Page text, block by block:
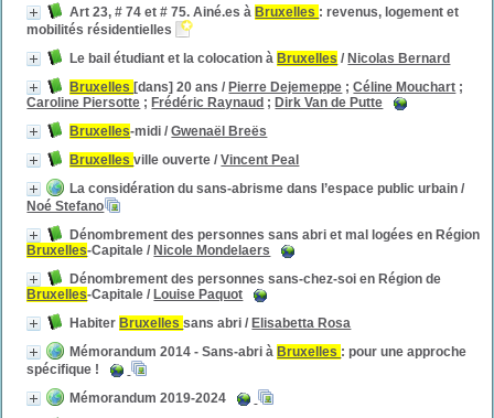
Art 23, # 74 et # 75. Ainé.es à Bruxelles : revenus, logement et
mobilités résidentielles
Le bail étudiant et la colocation à Bruxelles / Nicolas Bernard
Bruxelles [dans] 20 ans / Pierre Dejemeppe ;Céline Mouchart ;
Caroline Piersotte ; Frédéric Raynaud ; Dirk Van de Putte
Bruxelles-midi /Gwenaël Breës
Bruxellesville ouverte /Vincent Peal
La considération du sans-abrisme dans l’espace public urbain /
Noé Stefano
Dénombrement des personnes sans abri et mal logées en Région
Bruxelles-Capitale / Nicole Mondelaers
Dénombrement des personnes sans-chez-soi en Région de
Bruxelles-Capitale / Louise Paquot
Habiter Bruxellessans abri / Elisabetta Rosa
Mémorandum 2014 - Sans-abri à Bruxelles : pour une approche
spécifique !
Mémorandum 2019-2024